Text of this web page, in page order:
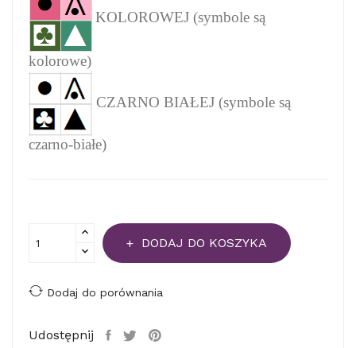
KOLOROWEJ (symbole są
kolorowe)
CZARNO BIAŁEJ (symbole są
czarno-białe)
DODAJ DO KOSZYKA
Dodaj do porównania
Udostępnij